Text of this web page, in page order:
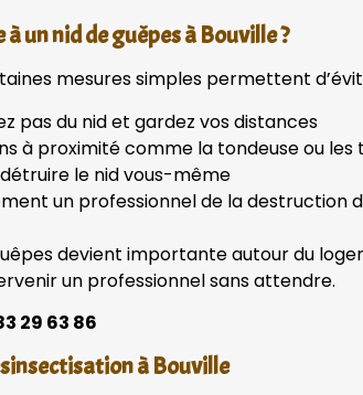
un nid de guêpes à Bouville ?
mesures simples permettent
pas du nid et gardez vos distances
à proximité comme la tondeuse ou les
le nid vous-même
un professionnel de la destruction
devient importante autour du
un professionnel sans attendre.
29 63 86
à Bouville